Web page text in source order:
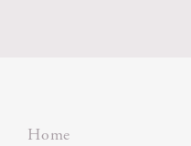
Home